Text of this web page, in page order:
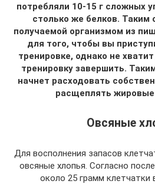
потребляли 10-15 г сложных
столько же белков. Таким
получаемой организмом из
для того, чтобы вы
тренировке, однако не
тренировку завершить.
начнет расходовать
расщеплять
Овсяные
Для восполнения запасов
овсяные хлопья. Согласно
около 25 грамм клетчатки